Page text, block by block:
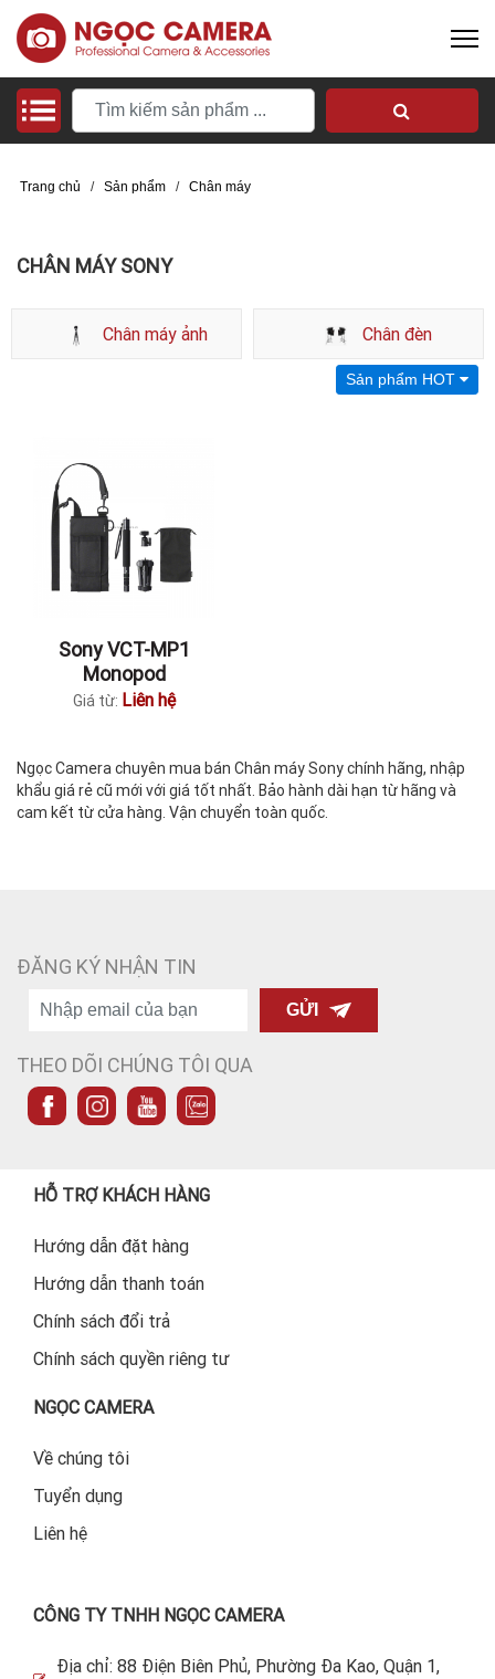
Trang chủ / Sản phẩm / Chân máy
CHÂN MÁY SONY
Chân máy ảnh Chân đèn
Sản phẩm HOT
Sony VCT-MP1
Monopod
Giá từ: Liên hệ
Ngọc Camera chuyên mua bán Chân máy Sony chính hãng, nhập
khẩu giá rẻ cũ mới với giá tốt nhất. Bảo hành dài hạn từ hãng và
cam kết từ cửa hàng. Vận chuyển toàn quốc.
ĐĂNG KÝ NHẬN TIN
GỬI
THEO DÕI CHÚNG TÔI QUA
HỖ TRỢ KHÁCH HÀNG
Hướng dẫn đặt hàng
Hướng dẫn thanh toán
Chính sách đổi trả
Chính sách quyền riêng tư
NGỌC CAMERA
Về chúng tôi
Tuyển dụng
Liên hệ
CÔNG TY TNHH NGỌC CAMERA
Địa chỉ: 88 Điện Biên Phủ, Phường Đa Kao, Quận 1,